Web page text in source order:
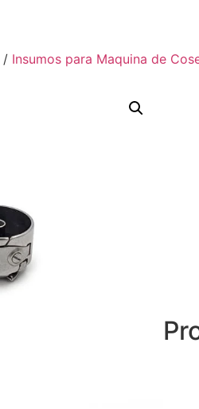
/ Insumos para Maquina de